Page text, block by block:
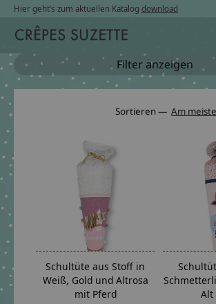
Hier geht’s zum aktuellen Katalog download
Filter anzeigen
Sortieren — Am
Schultüte aus Stoff in
Weiß, Gold und Altrosa
mit Pferd
Alt